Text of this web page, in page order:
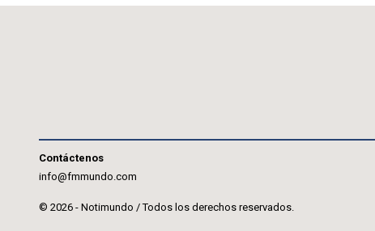
Contáctenos
info@fmmundo.com
© 2026 - Notimundo / Todos los derechos reservados.